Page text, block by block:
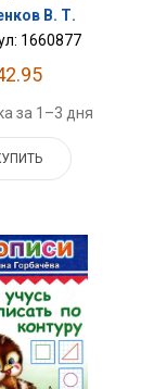
В. Т.
1660877
за 1–3 дня